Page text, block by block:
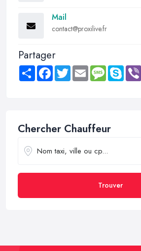
Mail
contact@proxilive.fr
Partager
Share FacebookTwitter Email MessageSkype
Chercher Chauffeur
Trouver